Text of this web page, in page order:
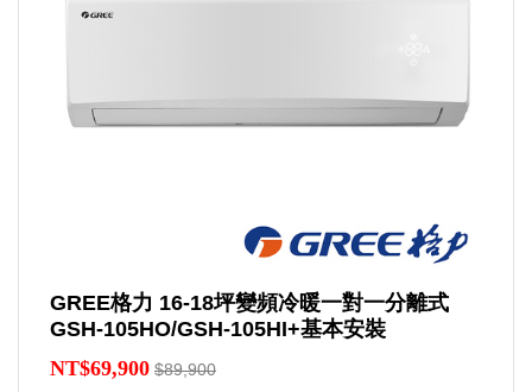
GREE格力 16-18坪變頻冷暖一對一分離式
GSH-105HO/GSH-105HI+基本安裝
NT$69,900 $89,900